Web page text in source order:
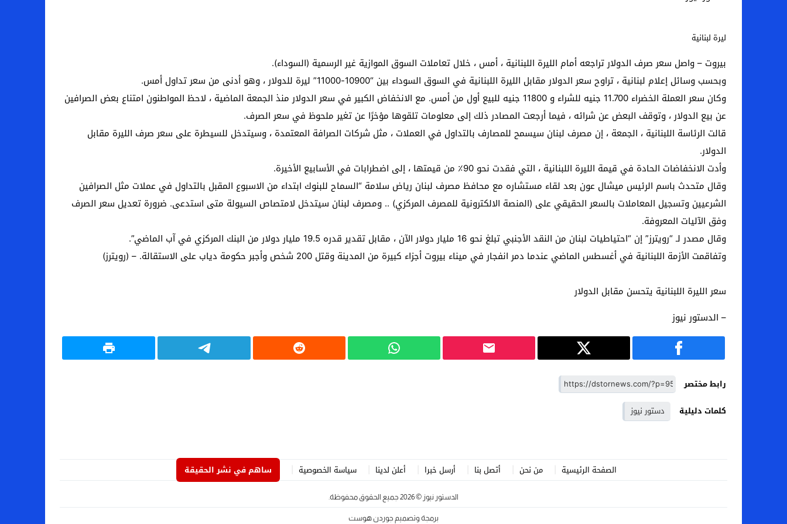
عالم الجريمة – قُتل أربعة مهاجرين غير شرعيين أثناء محاولتهم عبور القناة الإنجليزية باتجاه بريطانيا
مال و اعمال – انكماش الاقتصاد السعودي للمرة الأولى منذ عامين ونصف
ليرة لبنانية
بيروت – واصل سعر صرف الدولار تراجعه أمام الليرة اللبنانية ، أمس ، خلال تعاملات السوق الموازية غير الرسمية (السوداء).
وبحسب وسائل إعلام لبنانية ، تراوح سعر الدولار مقابل الليرة اللبنانية في السوق السوداء بين “10900-11000” ليرة للدولار ، وهو أدنى من سعر تداول أمس.
وكان سعر العملة الخضراء 11.700 جنيه للشراء و 11800 جنيه للبيع أول من أمس. مع الانخفاض الكبير في سعر الدولار منذ الجمعة الماضية ، لاحظ المواطنون امتناع بعض الصرافين
عن بيع الدولار ، وتوقف البعض عن شرائه ، فيما أرجعت المصادر ذلك إلى معلومات تلقوها مؤخرًا عن تغير ملحوظ في سعر الصرف.
قالت الرئاسة اللبنانية ، الجمعة ، إن مصرف لبنان سيسمح للمصارف بالتداول في العملات ، مثل شركات الصرافة المعتمدة ، وسيتدخل للسيطرة على سعر صرف الليرة مقابل
الدولار.
وأدت الانخفاضات الحادة في قيمة الليرة اللبنانية ، التي فقدت نحو 90٪ من قيمتها ، إلى اضطرابات في الأسابيع الأخيرة.
وقال متحدث باسم الرئيس ميشال عون بعد لقاء مستشاره مع محافظ مصرف لبنان رياض سلامة “السماح للبنوك ابتداء من الاسبوع المقبل بالتداول في عملات مثل الصرافين
الشرعيين وتسجيل المعاملات بالسعر الحقيقي على (المنصة الالكترونية للمصرف المركزي) .. ومصرف لبنان سيتدخل لامتصاص السيولة متى استدعى. ضرورة تعديل سعر الصرف
وفق الآليات المعروفة.
وقال مصدر لـ “رويترز” إن “احتياطيات لبنان من النقد الأجنبي تبلغ نحو 16 مليار دولار الآن ، مقابل تقدير قدره 19.5 مليار دولار من البنك المركزي في آب الماضي”.
وتفاقمت الأزمة اللبنانية في أغسطس الماضي عندما دمر انفجار في ميناء بيروت أجزاء كبيرة من المدينة وقتل 200 شخص وأجبر حكومة دياب على الاستقالة. – (رويترز)
سعر الليرة اللبنانية يتحسن مقابل الدولار
– الدستور نيوز
رابط مختصر
كلمات دليلية
دستور نيوز
الصفحة الرئيسية من نحن أتصل بنا أرسل خبرا أعلن لدينا سياسة الخصوصية ساهم في نشر الحقيقة
الدستور نيوز © 2026 جميع الحقوق محفوظة.
برمجة وتصميم جوردن هوست